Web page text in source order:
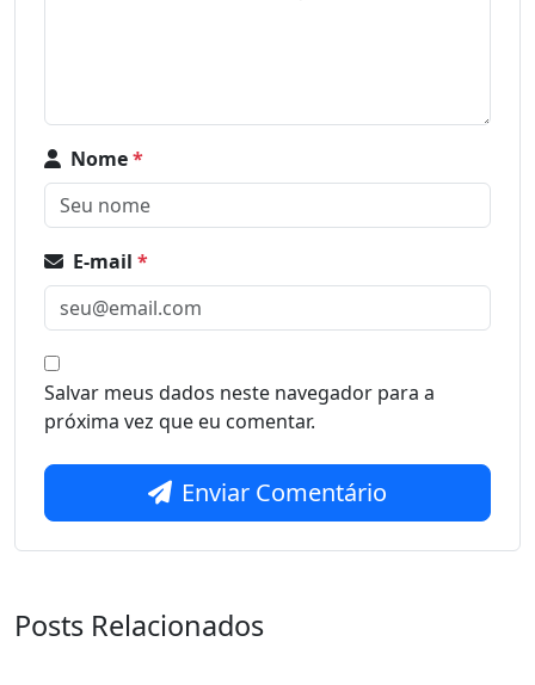
Nome*
E-mail *
Salvar meus dados neste navegador para a
próxima vez que eu comentar.
Enviar Comentário
Posts Relacionados